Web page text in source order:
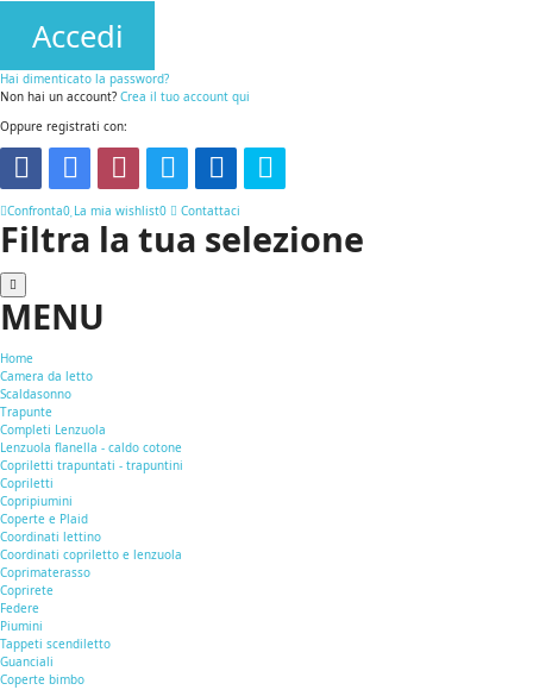
Accedi
Hai dimenticato la password?
Non hai un account? Crea il tuo account qui
Oppure registrati con:
Confronta0 La mia wishlist0 Contattaci
Filtra la tua selezione
MENU
Home
Camera da letto
Scaldasonno
Trapunte
Completi Lenzuola
Lenzuola flanella - caldo cotone
Copriletti trapuntati - trapuntini
Copriletti
Copripiumini
Coperte e Plaid
Coordinati lettino
Coordinati copriletto e lenzuola
Coprimaterasso
Coprirete
Federe
Piumini
Tappeti scendiletto
Guanciali
Coperte bimbo